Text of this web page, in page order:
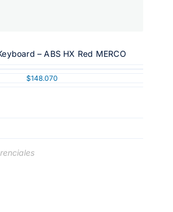
– ABS HX Red MERCO
$148.070